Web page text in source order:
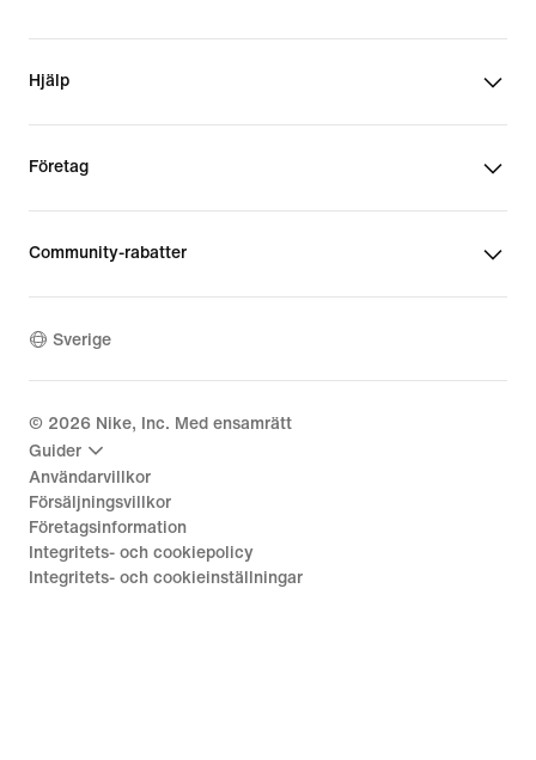
Hjälp
Företag
Community-rabatter
Sverige
© 2026 Nike, Inc. Med ensamrätt
Guider
Användarvillkor
Försäljningsvillkor
Företagsinformation
Integritets- och cookiepolicy
Integritets- och cookieinställningar